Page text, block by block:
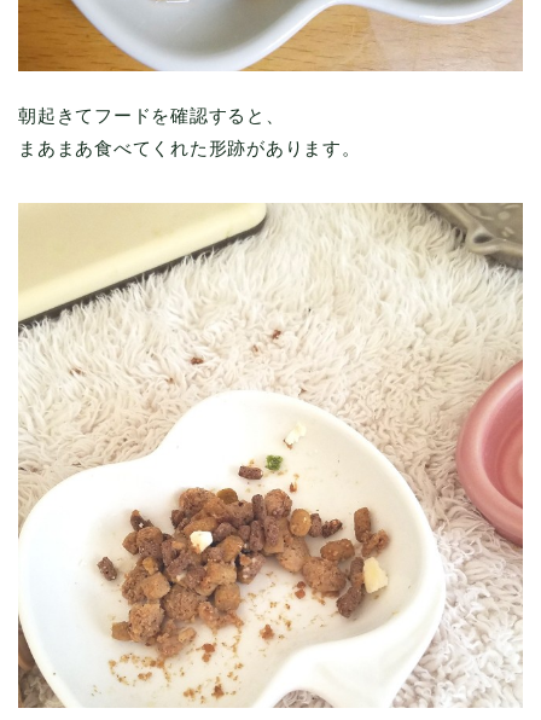
朝起きてフードを確認すると、
まあまあ食べてくれた形跡があります。